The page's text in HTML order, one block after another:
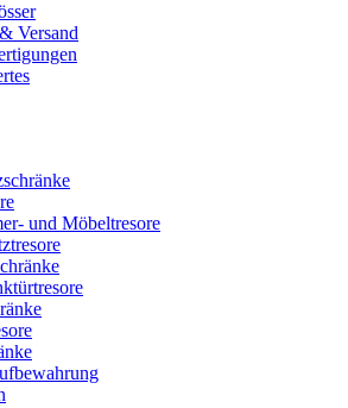
Versand
und Möbeltresore